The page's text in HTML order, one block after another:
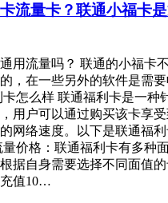
流量卡？联通小福卡
用流量吗？ 联通的小福卡
，在一些另外的软件是需要
怎么样 联通福利卡是一种
用户可以通过购买该卡享
网络速度。以下是联通福
量价格：联通福利卡有多种
据自身需要选择不同面值
值10…